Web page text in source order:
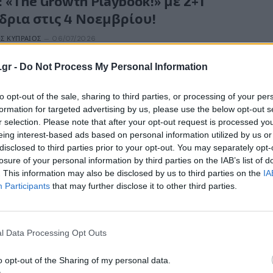
- Do Not Process My Personal Information
opt-out of the sale, sharing to third parties, or processing of your
for targeted advertising by us, please use the below opt-out
selection. Please note that after your opt-out request is processed
interest-based ads based on personal information utilized by us
to third parties prior to your opt-out. You may separately
of your personal information by third parties on the IAB’s list of
This information may also be disclosed by us to third parties on the
Participants that may further disclose it to other third parties.
Data Processing Opt Outs
opt-out of the Sharing of my personal data.
στις 4 Νοεμβρίου!
ΚΥΠΡΑΊΟΣ 06/07/2026
& Digital Marketing World 2026, με κεντρικό
Growth Playbook!», έρχεται την Τετάρτη 4…
Cartoon: Το anime που κανείς δεν
ΣΑΡΑΝΤΆΚΗ 29/06/2026
Tekken έχει περάσει πολλές φορές από τον χώρο των
και τηλεοπτικών μεταφορών, χωρίς όμως